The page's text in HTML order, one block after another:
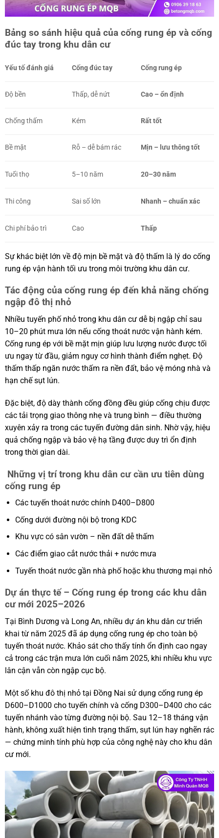
Bảng so sánh hiệu quả của cống rung ép và cống
đúc tay trong khu dân cư
Yếu tố đánh giá Cống đúc tay Cống rung ép
Độ bền Thấp, dễ nứt Cao – ổn định
Chống thấm Kém Rất tốt
Bề mặt Rỗ – dễ bám rác Mịn – lưu thông tốt
Tuổi thọ 5–10 năm 20–30 năm
Thi công Sai số lớn Nhanh – chuẩn xác
Chi phí bảo trì Cao Thấp
Sự khác biệt lớn về độ mịn bề mặt và độ thấm là lý do cống
rung ép vận hành tối ưu trong môi trường khu dân cư.
Tác động của cống rung ép đến khả năng chống
ngập đô thị nhỏ
Nhiều tuyến phố nhỏ trong khu dân cư dễ bị ngập chỉ sau
10–20 phút mưa lớn nếu cống thoát nước vận hành kém.
Cống rung ép với bề mặt mịn giúp lưu lượng nước được tối
ưu ngay từ đầu, giảm nguy cơ hình thành điểm nghẹt. Độ
thấm thấp ngăn nước thấm ra nền đất, bảo vệ móng nhà và
hạn chế sụt lún.
Đặc biệt, độ dày thành cống đồng đều giúp cống chịu được
các tải trọng giao thông nhẹ và trung bình — điều thường
xuyên xảy ra trong các tuyến đường dân sinh. Nhờ vậy, hiệu
quả chống ngập và bảo vệ hạ tầng được duy trì ổn định
trong thời gian dài.
Những vị trí trong khu dân cư cần ưu tiên dùng
cống rung ép
Các tuyến thoát nước chính D400–D800
Cống dưới đường nội bộ trong KDC
Khu vực có sân vườn – nền đất dễ thấm
Các điểm giao cắt nước thải + nước mưa
Tuyến thoát nước gần nhà phố hoặc khu thương mại nhỏ
Dự án thực tế – Cống rung ép trong các khu dân
cư mới 2025–2026
Tại Bình Dương và Long An, nhiều dự án khu dân cư triển
khai từ năm 2025 đã áp dụng cống rung ép cho toàn bộ
tuyến thoát nước. Khảo sát cho thấy tính ổn định cao ngay
cả trong các trận mưa lớn cuối năm 2025, khi nhiều khu vực
lân cận vẫn còn ngập cục bộ.
Một số khu đô thị nhỏ tại Đồng Nai sử dụng cống rung ép
D600–D1000 cho tuyến chính và cống D300–D400 cho các
tuyến nhánh vào từng đường nội bộ. Sau 12–18 tháng vận
hành, không xuất hiện tình trạng thấm, sụt lún hay nghẽn rác
— chứng minh tính phù hợp của công nghệ này cho khu dân
cư mới.